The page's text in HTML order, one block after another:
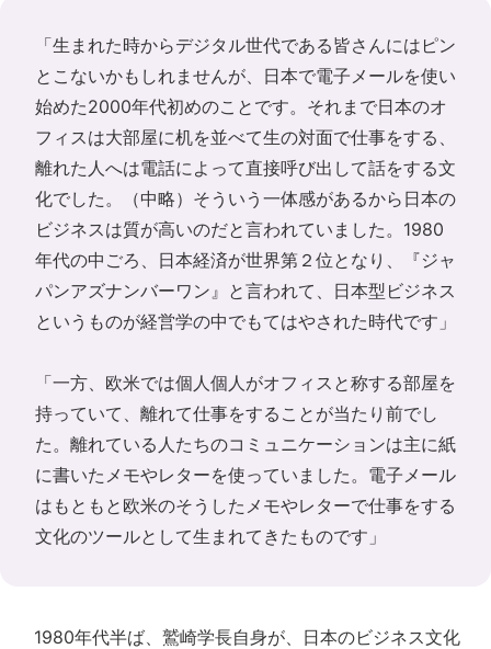
「生まれた時からデジタル世代である皆さんにはピン
とこないかもしれませんが、日本で電子メールを使い
始めた2000年代初めのことです。それまで日本のオ
フィスは大部屋に机を並べて生の対面で仕事をする、
離れた人へは電話によって直接呼び出して話をする文
化でした。（中略）そういう一体感があるから日本の
ビジネスは質が高いのだと言われていました。1980
年代の中ごろ、日本経済が世界第２位となり、『ジャ
パンアズナンバーワン』と言われて、日本型ビジネス
というものが経営学の中でもてはやされた時代です」
「一方、欧米では個人個人がオフィスと称する部屋を
持っていて、離れて仕事をすることが当たり前でし
た。離れている人たちのコミュニケーションは主に紙
に書いたメモやレターを使っていました。電子メール
はもともと欧米のそうしたメモやレターで仕事をする
文化のツールとして生まれてきたものです」
1980年代半ば、鷲崎学長自身が、日本のビジネス文化